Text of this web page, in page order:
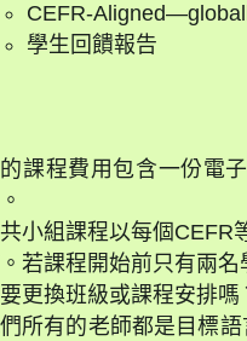
CEFR-
學生回饋報告
課程費用包含一份電
小組課程以每個CEFR
若課程開始前只有兩
更換班級或課程安排
所有的老師都是目標